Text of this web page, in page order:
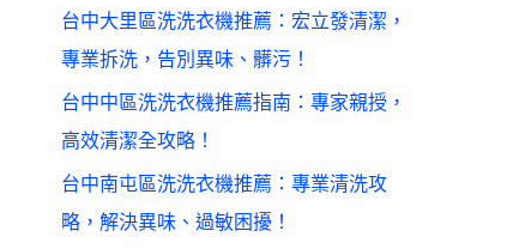
台中大里區洗洗衣機推薦：宏立發清潔，
專業拆洗，告別異味、髒污！
台中中區洗洗衣機推薦指南：專家親授，
高效清潔全攻略！
台中南屯區洗洗衣機推薦：專業清洗攻
略，解決異味、過敏困擾！